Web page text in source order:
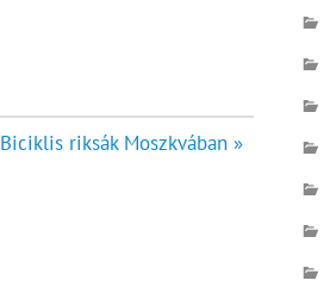
Biciklis riksák Moszkvában »